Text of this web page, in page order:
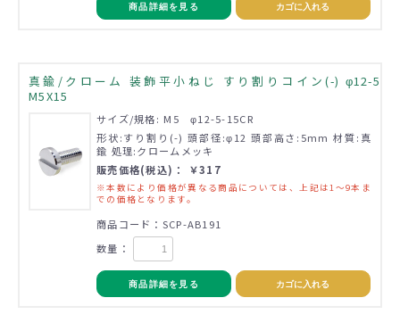
商品詳細を見る カゴに入れる
真鍮/クローム 装飾平小ねじ すり割りコイン(-) φ12-5
M5X15
サイズ/規格: M5 φ12-5-15CR
形状:すり割り(-) 頭部径:φ12 頭部高さ:5mm 材質:真
鍮 処理:クロームメッキ
販売価格(税込)： ￥317
※本数により価格が異なる商品については、上記は1～9本ま
での価格となります。
商品コード：SCP-AB191
数量：
商品詳細を見る カゴに入れる